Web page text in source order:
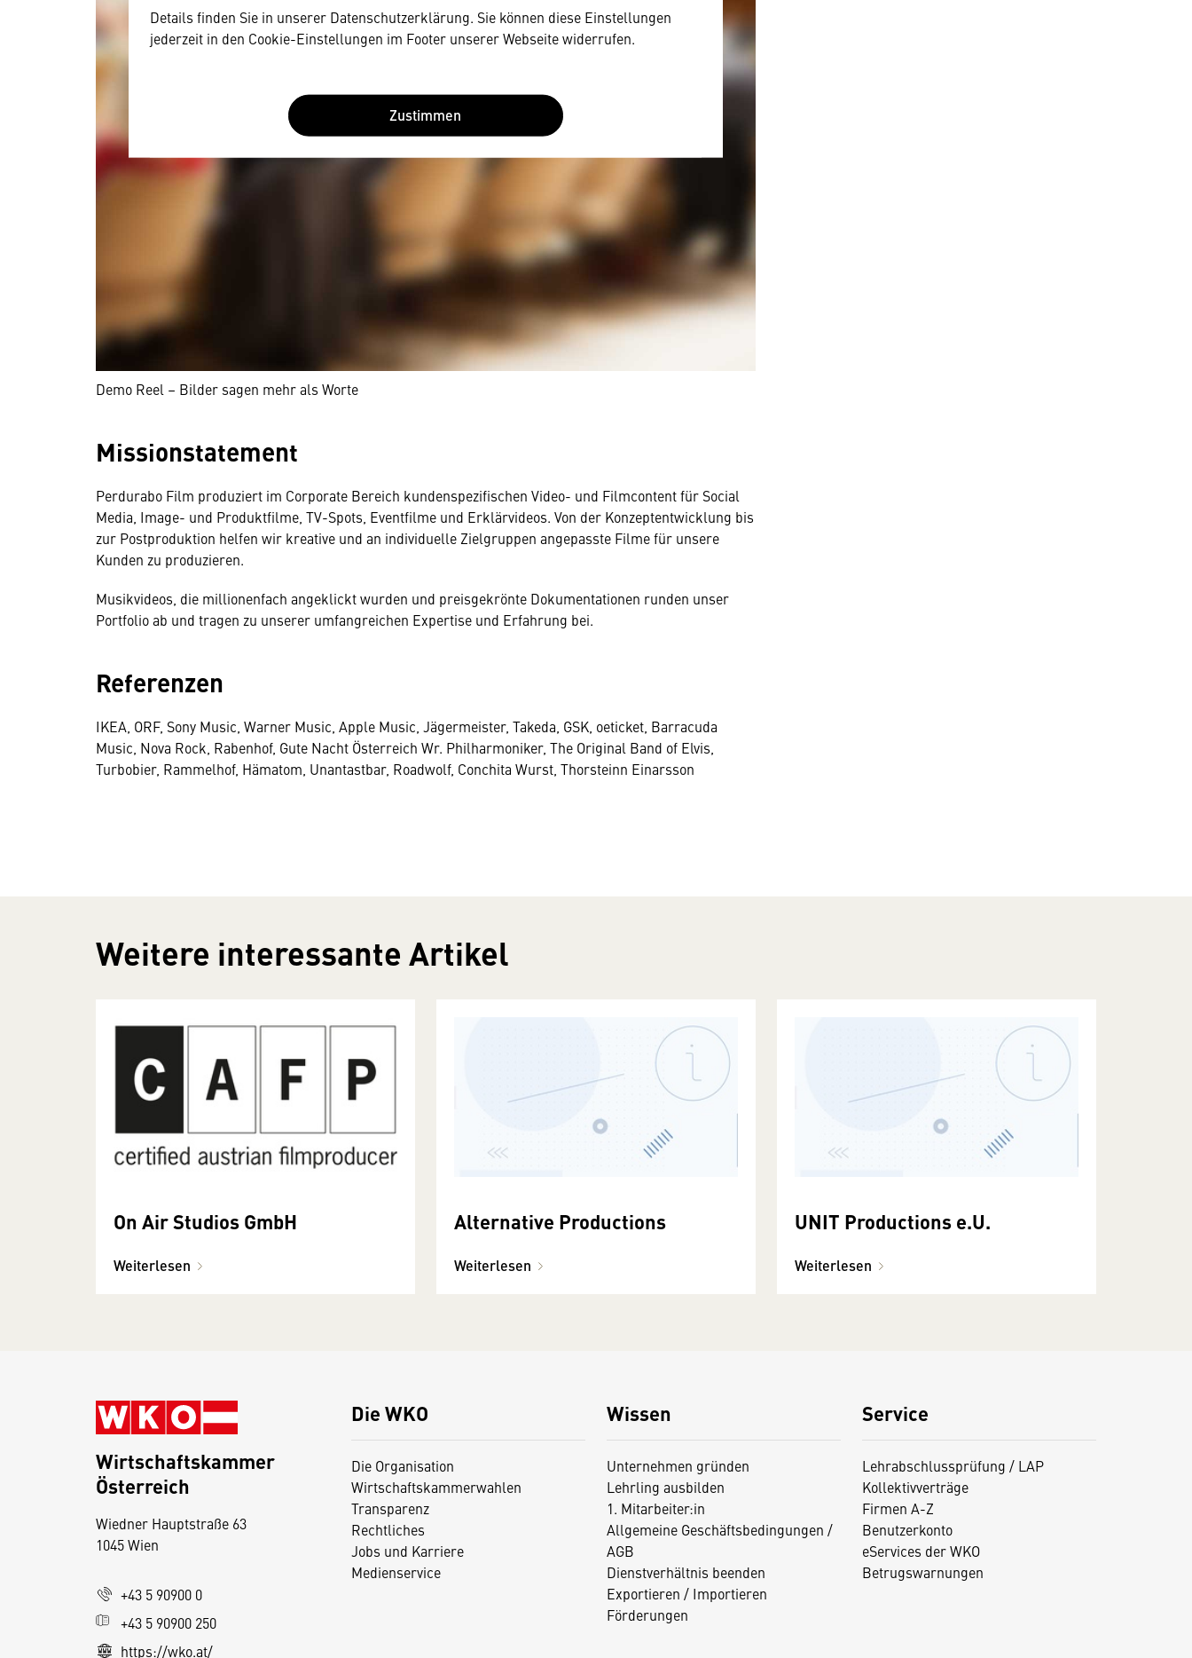
Details finden Sie in unserer Datenschutzerklärung. Sie können diese Einstellungen
jederzeit in den Cookie-Einstellungen im Footer unserer Webseite widerrufen.
Zustimmen
Demo Reel – Bilder sagen mehr als Worte
Missionstatement
Perdurabo Film produziert im Corporate Bereich kundenspezifischen Video- und Filmcontent für Social
Media, Image- und Produktfilme, TV-Spots, Eventfilme und Erklärvideos. Von der Konzeptentwicklung bis
zur Postproduktion helfen wir kreative und an individuelle Zielgruppen angepasste Filme für unsere
Kunden zu produzieren.
Musikvideos, die millionenfach angeklickt wurden und preisgekrönte Dokumentationen runden unser
Portfolio ab und tragen zu unserer umfangreichen Expertise und Erfahrung bei.
Referenzen
IKEA, ORF, Sony Music, Warner Music, Apple Music, Jägermeister, Takeda, GSK, oeticket, Barracuda
Music, Nova Rock, Rabenhof, Gute Nacht Österreich Wr. Philharmoniker, The Original Band of Elvis,
Turbobier, Rammelhof, Hämatom, Unantastbar, Roadwolf, Conchita Wurst, Thorsteinn Einarsson
Weitere interessante Artikel
On Air Studios GmbH
Weiterlesen
Alternative Productions
Weiterlesen
UNIT Productions e.U.
Weiterlesen
Die WKO
Die Organisation
Wirtschaftskammerwahlen
Transparenz
Rechtliches
Jobs und Karriere
Medienservice
Wissen
Unternehmen gründen
Lehrling ausbilden
1. Mitarbeiter:in
Allgemeine Geschäftsbedingungen /
AGB
Dienstverhältnis beenden
Exportieren / Importieren
Förderungen
Service
Lehrabschlussprüfung / LAP
Kollektivverträge
Firmen A-Z
Benutzerkonto
eServices der WKO
Betrugswarnungen
Wirtschaftskammer
Österreich
Wiedner Hauptstraße 63
1045 Wien
+43 5 90900 0
+43 5 90900 250
https://wko.at/